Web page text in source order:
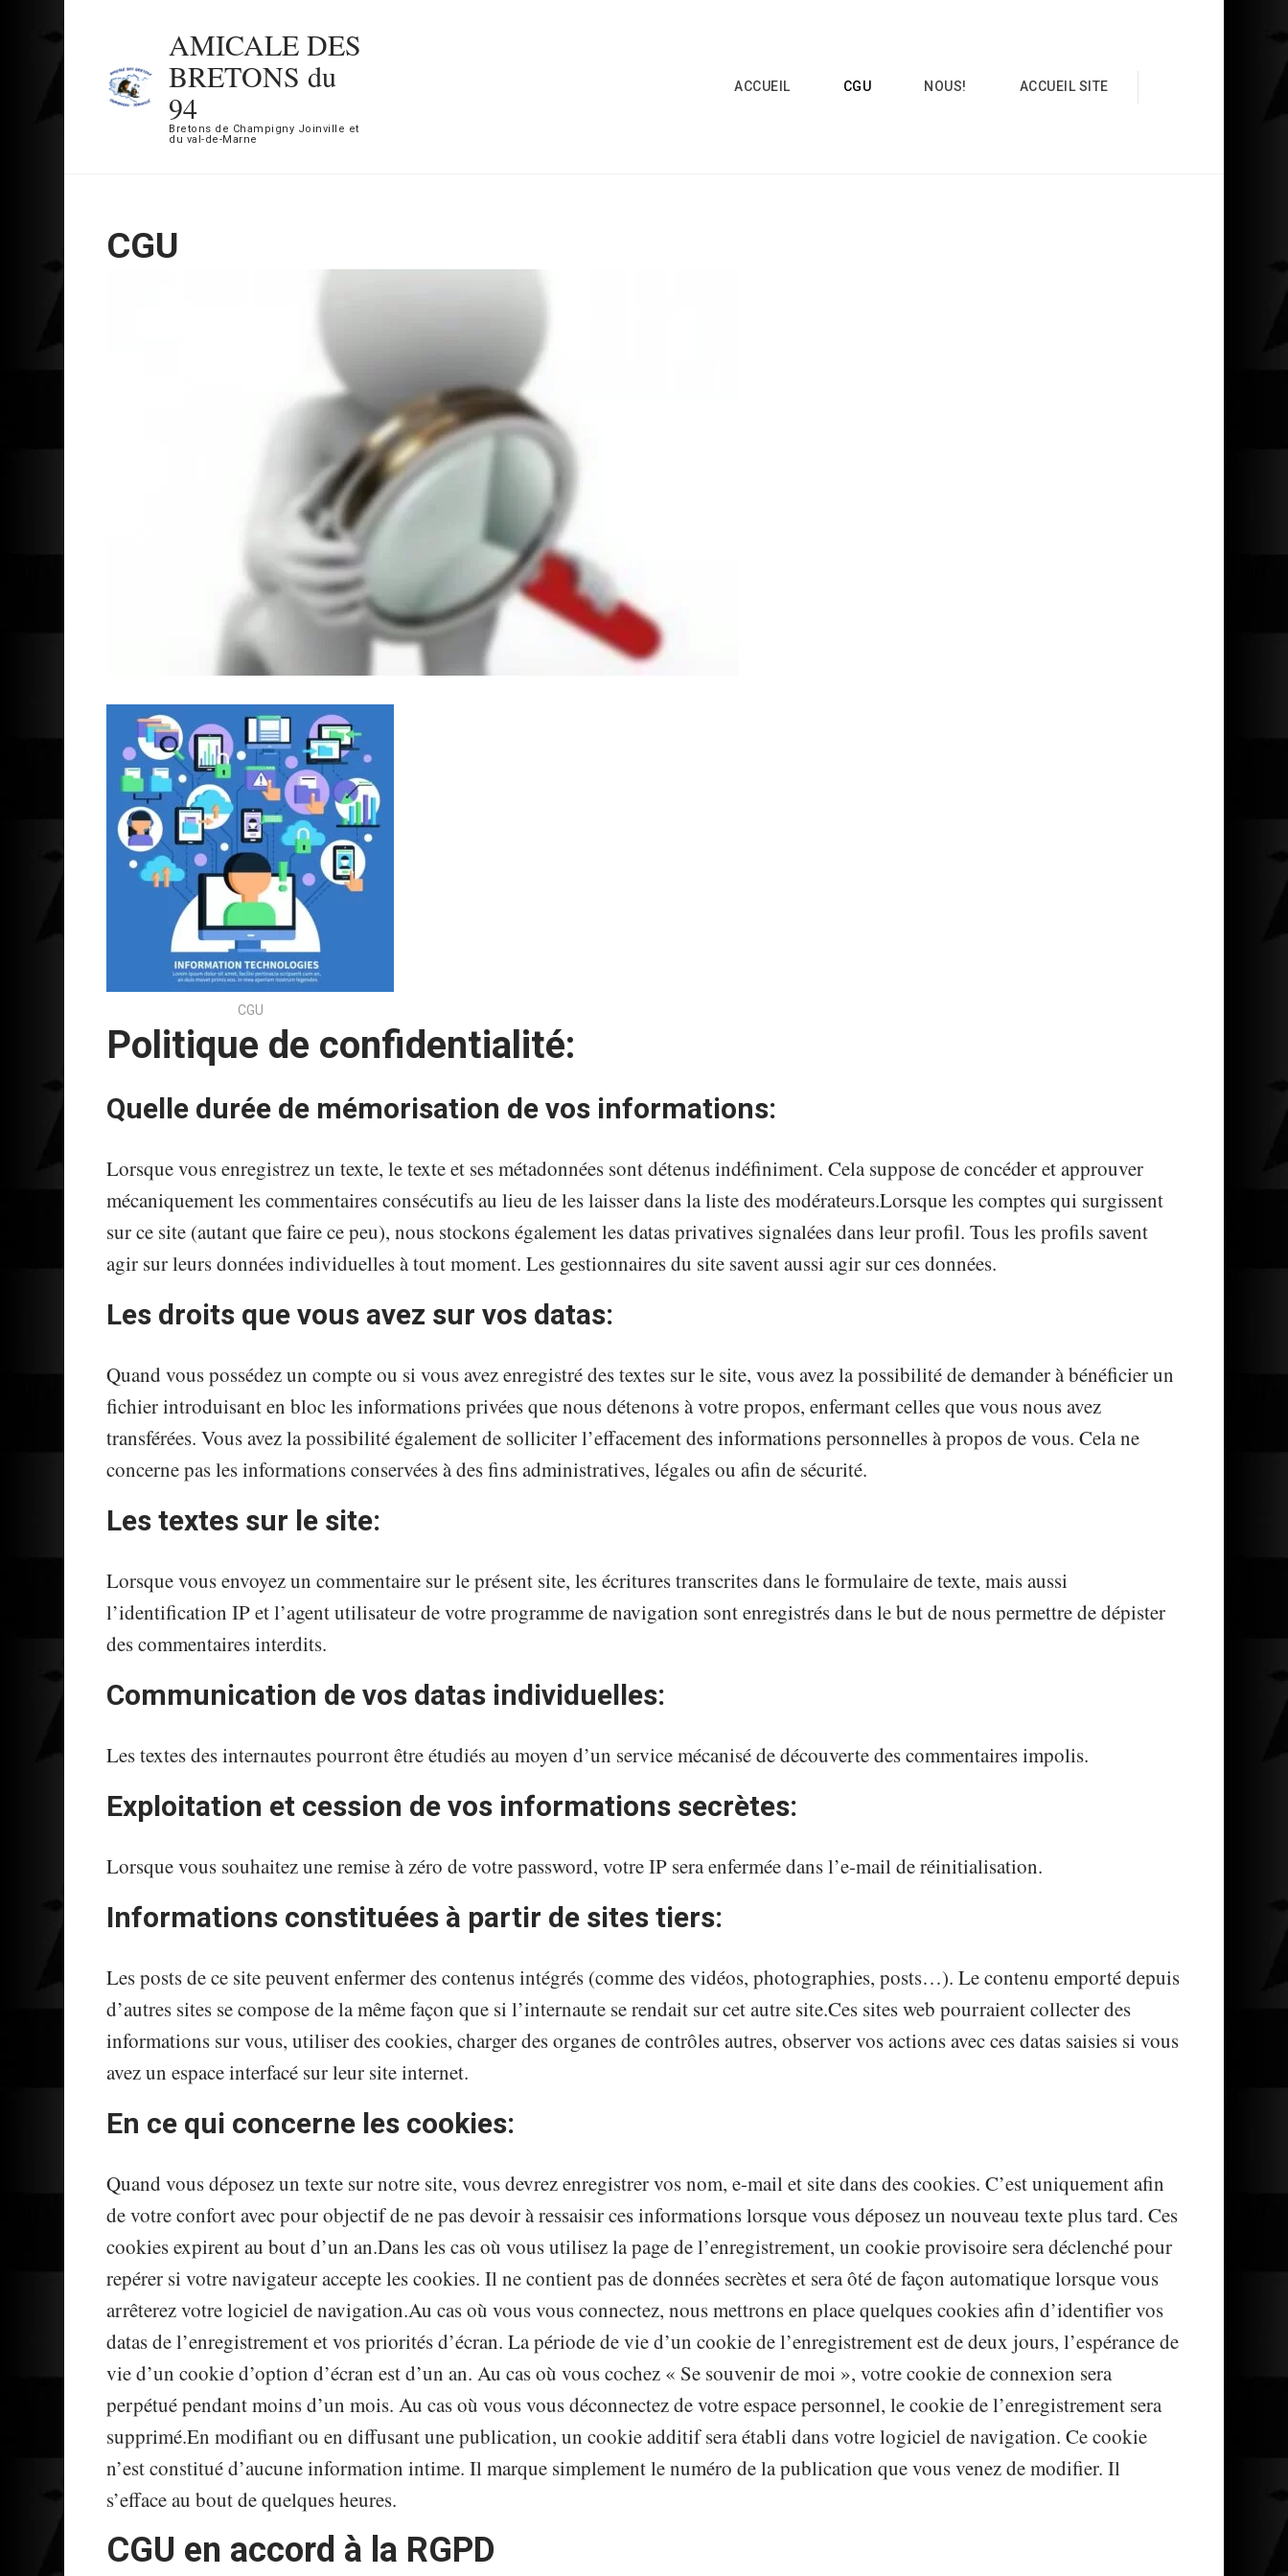
contenu
(Pressez
AMICALE DES
BRETONS du
94
Bretons de Champigny Joinville et
du val-de-Marne
ACCUEIL CGU NOUS! ACCUEIL SITE
CGU
CGU
Politique de confidentialité:
Quelle durée de mémorisation de vos informations:
Lorsque vous enregistrez un texte, le texte et ses métadonnées sont détenus indéfiniment. Cela suppose de concéder et approuver
mécaniquement les commentaires consécutifs au lieu de les laisser dans la liste des modérateurs.Lorsque les comptes qui surgissent
sur ce site (autant que faire ce peu), nous stockons également les datas privatives signalées dans leur profil. Tous les profils savent
agir sur leurs données individuelles à tout moment. Les gestionnaires du site savent aussi agir sur ces données.
Les droits que vous avez sur vos datas:
Quand vous possédez un compte ou si vous avez enregistré des textes sur le site, vous avez la possibilité de demander à bénéficier un
fichier introduisant en bloc les informations privées que nous détenons à votre propos, enfermant celles que vous nous avez
transférées. Vous avez la possibilité également de solliciter l’effacement des informations personnelles à propos de vous. Cela ne
concerne pas les informations conservées à des fins administratives, légales ou afin de sécurité.
Les textes sur le site:
Lorsque vous envoyez un commentaire sur le présent site, les écritures transcrites dans le formulaire de texte, mais aussi
l’identification IP et l’agent utilisateur de votre programme de navigation sont enregistrés dans le but de nous permettre de dépister
des commentaires interdits.
Communication de vos datas individuelles:
Les textes des internautes pourront être étudiés au moyen d’un service mécanisé de découverte des commentaires impolis.
Exploitation et cession de vos informations secrètes:
Lorsque vous souhaitez une remise à zéro de votre password, votre IP sera enfermée dans l’e-mail de réinitialisation.
Informations constituées à partir de sites tiers:
Les posts de ce site peuvent enfermer des contenus intégrés (comme des vidéos, photographies, posts…). Le contenu emporté depuis
d’autres sites se compose de la même façon que si l’internaute se rendait sur cet autre site.Ces sites web pourraient collecter des
informations sur vous, utiliser des cookies, charger des organes de contrôles autres, observer vos actions avec ces datas saisies si vous
avez un espace interfacé sur leur site internet.
En ce qui concerne les cookies:
Quand vous déposez un texte sur notre site, vous devrez enregistrer vos nom, e-mail et site dans des cookies. C’est uniquement afin
de votre confort avec pour objectif de ne pas devoir à ressaisir ces informations lorsque vous déposez un nouveau texte plus tard. Ces
cookies expirent au bout d’un an.Dans les cas où vous utilisez la page de l’enregistrement, un cookie provisoire sera déclenché pour
repérer si votre navigateur accepte les cookies. Il ne contient pas de données secrètes et sera ôté de façon automatique lorsque vous
arrêterez votre logiciel de navigation.Au cas où vous vous connectez, nous mettrons en place quelques cookies afin d’identifier vos
datas de l’enregistrement et vos priorités d’écran. La période de vie d’un cookie de l’enregistrement est de deux jours, l’espérance de
vie d’un cookie d’option d’écran est d’un an. Au cas où vous cochez « Se souvenir de moi », votre cookie de connexion sera
perpétué pendant moins d’un mois. Au cas où vous vous déconnectez de votre espace personnel, le cookie de l’enregistrement sera
supprimé.En modifiant ou en diffusant une publication, un cookie additif sera établi dans votre logiciel de navigation. Ce cookie
n’est constitué d’aucune information intime. Il marque simplement le numéro de la publication que vous venez de modifier. Il
s’efface au bout de quelques heures.
CGU en accord à la RGPD